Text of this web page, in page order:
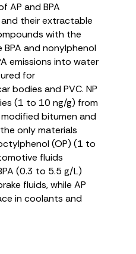
AP and BPA
their extractable
with the
and nonylphenol
emissions into water
for
bodies and PVC. NP
(1 to 10 ng/g) from
bitumen and
only materials
(OP) (1 to
fluids
(0.3 to 5.5 g/L)
fluids, while AP
in coolants and